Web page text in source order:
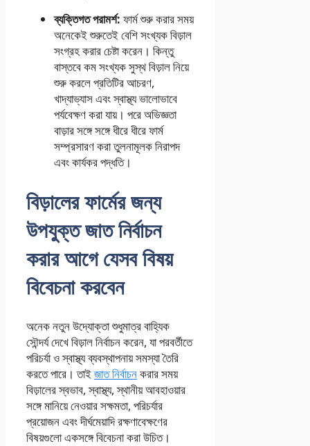
ব্যক্তিগত পরামর্শ: ফার্ম শুরু করার সময়
অনেকেই শুরুতেই বেশি সংখ্যক বিড়াল
সংগ্রহ করার চেষ্টা করেন। কিন্তু
বাস্তবে কম সংখ্যক সুস্থ বিড়াল নিয়ে
শুরু করলে প্রতিটির আচরণ,
খাদ্যাভ্যাস এবং স্বাস্থ্য ভালোভাবে
পর্যবেক্ষণ করা যায়। পরে অভিজ্ঞতা
বাড়ার সঙ্গে সঙ্গে ধীরে ধীরে ফার্ম
সম্প্রসারণ করা তুলনামূলক নিরাপদ
এবং কার্যকর পদ্ধতি।
বিড়ালের ফার্মের জন্য
উপযুক্ত জাত নির্বাচন
করার আগে যেসব বিষয়
বিবেচনা করবেন
অনেক নতুন উদ্যোক্তা শুধুমাত্র বাহ্যিক
সৌন্দর্য দেখে বিড়াল নির্বাচন করেন, যা পরবর্তীতে
পরিচর্যা ও স্বাস্থ্য ব্যবস্থাপনায় সমস্যা তৈরি
করতে পারে। তাইজাত নির্বাচনকরার সময়
বিড়ালের স্বভাব, স্বাস্থ্য, স্থানীয় আবহাওয়ার
সঙ্গে মানিয়ে নেওয়ার সক্ষমতা, পরিচর্যার
প্রয়োজন এবং দীর্ঘমেয়াদি রক্ষণাবেক্ষণের
বিষয়গুলো একসঙ্গে বিবেচনা করা উচিত।